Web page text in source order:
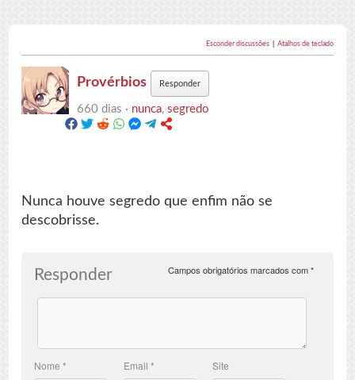
Esconder discussões Atalhos de teclado
Provérbios Responder
660 dias · nunca,segredo
Nunca houve segredo que enfim não se
descobrisse.
Responder Campos obrigatórios marcados com*
Nome* Email * Site